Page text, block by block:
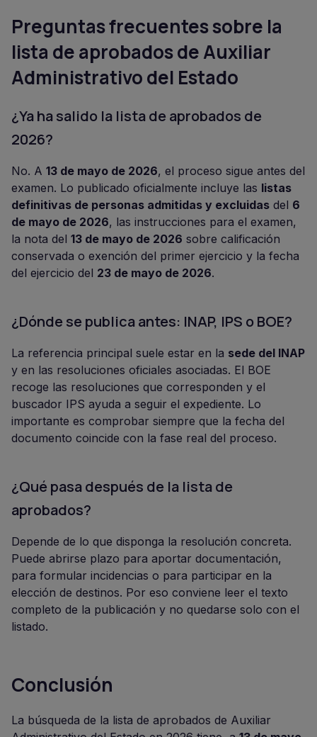
Preguntas frecuentes sobre la
lista de aprobados de Auxiliar
Administrativo del Estado
¿Ya ha salido la lista de aprobados de
2026?
No. A 13 de mayo de 2026, el proceso sigue antes del
examen. Lo publicado oficialmente incluye las listas
definitivas de personas admitidas y excluidas del 6
de mayo de 2026, las instrucciones para el examen,
la nota del 13 de mayo de 2026 sobre calificación
conservada o exención del primer ejercicio y la fecha
del ejercicio del 23 de mayo de 2026.
¿Dónde se publica antes: INAP, IPS o BOE?
La referencia principal suele estar en la sede del INAP
y en las resoluciones oficiales asociadas. El BOE
recoge las resoluciones que corresponden y el
buscador IPS ayuda a seguir el expediente. Lo
importante es comprobar siempre que la fecha del
documento coincide con la fase real del proceso.
¿Qué pasa después de la lista de
aprobados?
Depende de lo que disponga la resolución concreta.
Puede abrirse plazo para aportar documentación,
para formular incidencias o para participar en la
elección de destinos. Por eso conviene leer el texto
completo de la publicación y no quedarse solo con el
listado.
Conclusión
La búsqueda de la lista de aprobados de Auxiliar